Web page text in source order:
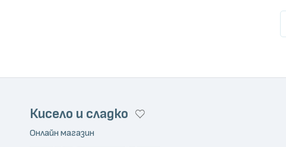
Кисело и сладко
Онлайн магазин